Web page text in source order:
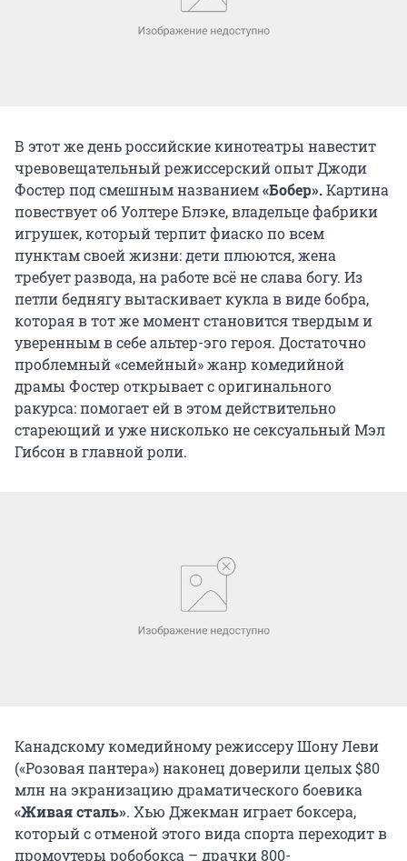
В этот же день российские кинотеатры навестит
чревовещательный режиссерский опыт Джоди
Фостер под смешным названием«Бобер».Картина
повествует об Уолтере Блэке, владельце фабрики
игрушек, который терпит фиаско по всем
пунктам своей жизни: дети плюются, жена
требует развода, на работе всё не слава богу. Из
петли беднягу вытаскивает кукла в виде бобра,
которая в тот же момент становится твердым и
уверенным в себе альтер-эго героя. Достаточно
проблемный «семейный» жанр комедийной
драмы Фостер открывает с оригинального
ракурса: помогает ей в этом действительно
стареющий и уже нисколько не сексуальный Мэл
Гибсон в главной роли.
Канадскому комедийному режиссеру Шону Леви
(«Розовая пантера») наконец доверили целых $80
млн на экранизацию драматического боевика
«Живая сталь». Хью Джекман играет боксера,
который с отменой этого вида спорта переходит в
промоутеры робобокса – драчки 800-